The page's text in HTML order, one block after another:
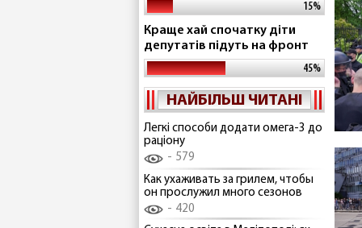
15%
Краще хай спочатку діти
депутатів підуть на фронт
45%
НАЙБІЛЬШ ЧИТАНІ
Легкі способи додати омега-3 до
раціону
579
Как ухаживать за грилем, чтобы
он прослужил много сезонов
420